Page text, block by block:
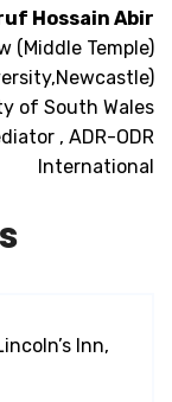
Hossain Abir
(Middle Temple)
of South Wales
, ADR-ODR
International
Inn,